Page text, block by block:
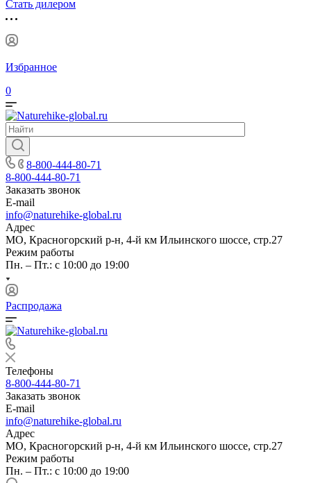
Стать дилером
Избранное
0
8-800-444-80-71
8-800-444-80-71
Заказать звонок
E-mail
info@naturehike-global.ru
Адрес
МО, Красногорский р-н, 4-й км Ильинского шоссе, стр.27
Режим работы
Пн. – Пт.: с 10:00 до 19:00
Распродажа
Телефоны
8-800-444-80-71
Заказать звонок
E-mail
info@naturehike-global.ru
Адрес
МО, Красногорский р-н, 4-й км Ильинского шоссе, стр.27
Режим работы
Пн. – Пт.: с 10:00 до 19:00